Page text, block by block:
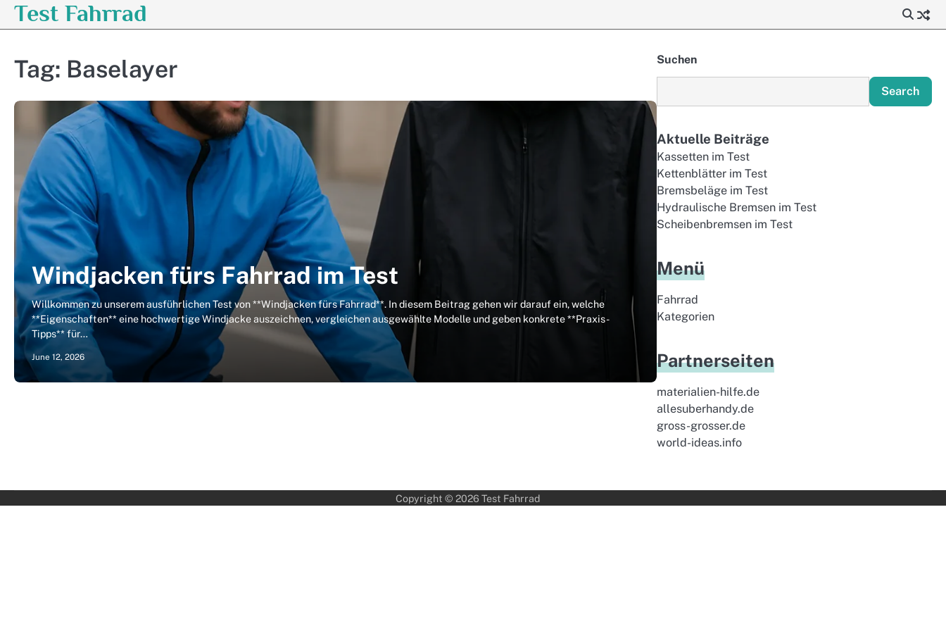
SkipTest Fahrrad
Tag: Baselayer
Windjacken fürs Fahrrad im Test
Willkommen zu unserem ausführlichen Test von **Windjacken fürs Fahrrad**. In diesem Beitrag gehen wir darauf ein, welche
**Eigenschaften** eine hochwertige Windjacke auszeichnen, vergleichen ausgewählte Modelle und geben konkrete **Praxis-
Tipps** für…
June 12, 2026
Suchen
Search
Aktuelle Beiträge
Kassetten im Test
Kettenblätter im Test
Bremsbeläge im Test
Hydraulische Bremsen im Test
Scheibenbremsen im Test
Menü
Fahrrad
Kategorien
Partnerseiten
materialien-hilfe.de
allesuberhandy.de
gross-grosser.de
world-ideas.info
Copyright © 2026 Test Fahrrad